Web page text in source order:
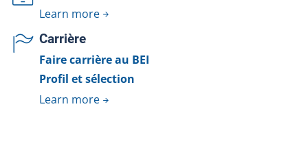
Learn more
Carrière
Faire carrière au BEI
Profil et sélection
Learn more